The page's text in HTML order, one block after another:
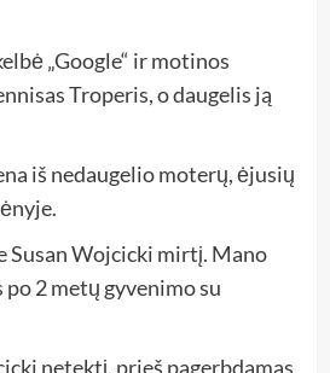
„Google“ ir motinos
Troperis, o daugelis ją
iš nedaugelio moterų, ėjusių
Susan Wojcicki mirtį. Mano
2 metų gyvenimo su
netektį, prieš pagerbdamas